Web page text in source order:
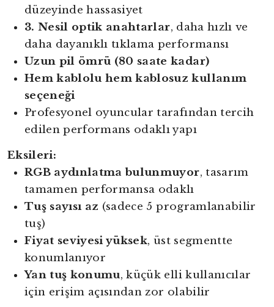
düzeyinde hassasiyet
3. Nesil optik anahtarlar, daha hızlı ve
daha dayanıklı tıklama performansı
Uzun pil ömrü (80 saate kadar)
Hem kablolu hem kablosuz kullanım
seçeneği
Profesyonel oyuncular tarafından tercih
edilen performans odaklı yapı
Eksileri:
RGB aydınlatma bulunmuyor, tasarım
tamamen performansa odaklı
Tuş sayısı az (sadece 5 programlanabilir
tuş)
Fiyat seviyesi yüksek, üst segmentte
konumlanıyor
Yan tuş konumu, küçük elli kullanıcılar
için erişim açısından zor olabilir